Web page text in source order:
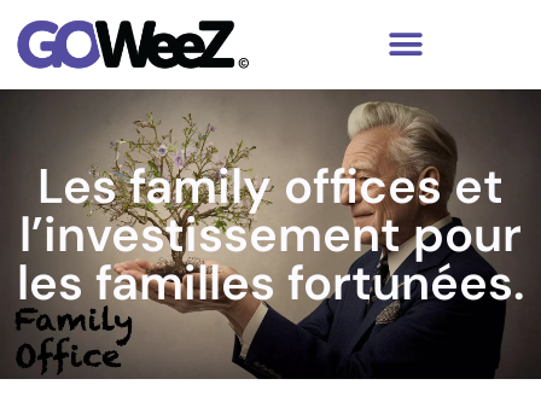
Les family offices et
l’investissement pour
les familles fortunées.